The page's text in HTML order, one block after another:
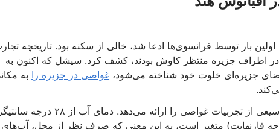
زمانی که برای اولین بار توسط فرانسوی‌ها ادعا شد، خالی از سکنه بود. تاریخچه
اطراف جزیره منتظر کاوش بودند، کشف کرد. سیشل که اکنون به
جزیره‌ای خلوت خود شناخته می‌شود، غواصی در جزیره را به
سیشل بسته به جایی که غواصی می‌کنید، طیف وسیعی از تجربیات غواصی را ارائه می‌دهد. دمای آب از
فارنهایت) تا ۳۰ درجه سانتیگراد (۸۶ درجه فارنهایت) متغیر است، به این معنی که صرف نظر از محل، آب‌های